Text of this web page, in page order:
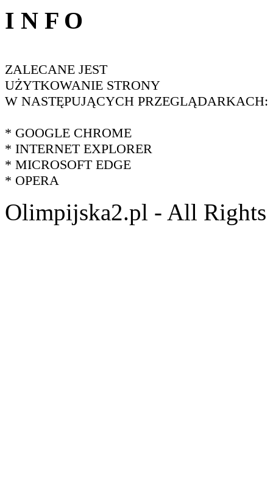
I N F O
ZALECANE JEST
UŻYTKOWANIE STRONY
W NASTĘPUJĄCYCH PRZEGLĄDARKACH:
* GOOGLE CHROME
* INTERNET EXPLORER
* MICROSOFT EDGE
* OPERA
Olimpijska2.pl - All Rights